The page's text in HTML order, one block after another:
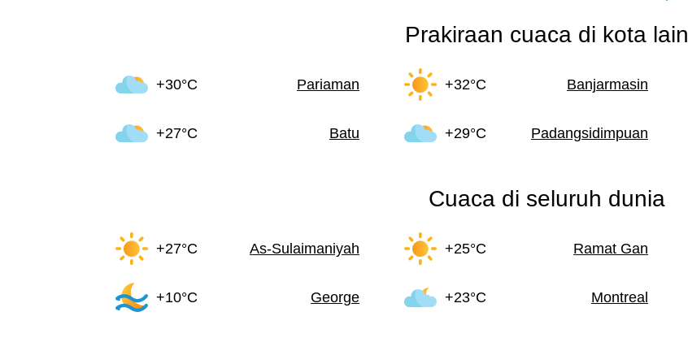
Prakiraan cuaca di kota lain
+30°C Pariaman +32°C Banjarmasin
+27°C Batu +29°C Padangsidimpuan
Cuaca di seluruh dunia
+27°C As-Sulaimaniyah +25°C Ramat Gan
+10°C George +23°C Montreal